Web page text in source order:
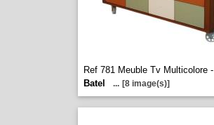
Ref 781 Meuble Tv Multicolore -
Batel
... [8 image(s)]